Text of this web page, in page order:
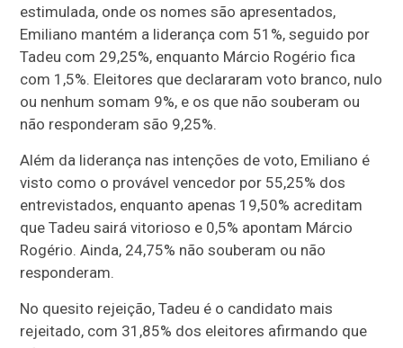
estimulada, onde os nomes são apresentados,
Emiliano mantém a liderança com 51%, seguido por
Tadeu com 29,25%, enquanto Márcio Rogério fica
com 1,5%. Eleitores que declararam voto branco, nulo
ou nenhum somam 9%, e os que não souberam ou
não responderam são 9,25%.
Além da liderança nas intenções de voto, Emiliano é
visto como o provável vencedor por 55,25% dos
entrevistados, enquanto apenas 19,50% acreditam
que Tadeu sairá vitorioso e 0,5% apontam Márcio
Rogério. Ainda, 24,75% não souberam ou não
responderam.
No quesito rejeição, Tadeu é o candidato mais
rejeitado, com 31,85% dos eleitores afirmando que